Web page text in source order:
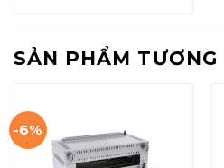
SẢN PHẨM TƯƠNG
-6%